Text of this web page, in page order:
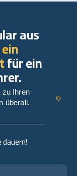
aus
für ein
zu Ihren
überall.